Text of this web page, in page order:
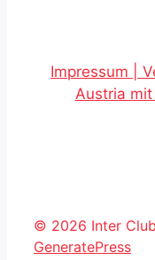
Impressum |
Austria
© 2026 Inter
GeneratePress